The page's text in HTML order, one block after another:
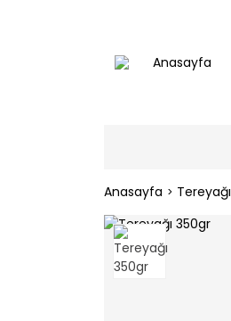
Anasayfa
Anasayfa Tereyağı